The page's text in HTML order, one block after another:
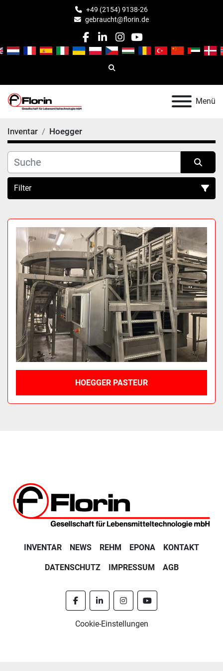
+49 (2154) 9138-26
gebraucht@florin.de
facebook
linkedin
instagram
youtube
Suche
Menü
Inventar Hoegger
Filter
Alle Kategorien
Sortieren nach
HOEGGER PASTEUR
INVENTAR NEWS REHM EPONA KONTAKT
DATENSCHUTZ IMPRESSUM AGB
facebooklinkedininstagramyoutube
Cookie-Einstellungen